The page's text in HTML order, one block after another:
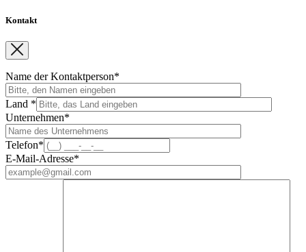
Kontakt
Name der Kontaktperson*
Land *
Unternehmen*
Telefon*
E-Mail-Adresse*